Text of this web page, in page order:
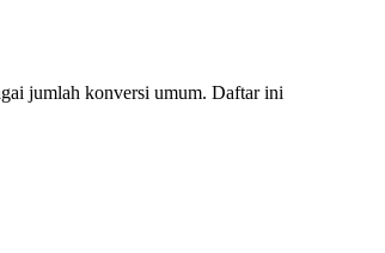
jumlah konversi umum. Daftar ini